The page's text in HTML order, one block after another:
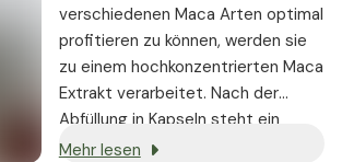
verschiedenen Maca Arten optimal
profitieren zu können, werden sie
zu einem hochkonzentrierten Maca
Extrakt verarbeitet. Nach der
Abfüllung in Kapseln steht ein
Nahrungsergänzungsmittel zur
Mehr lesen